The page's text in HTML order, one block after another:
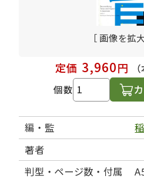
［ 画像を拡
定価 3,960円
個数
編・監
著者
判型・ページ数・付属